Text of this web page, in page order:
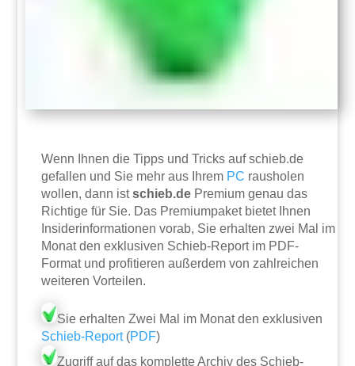
Wenn Ihnen die Tipps und Tricks auf schieb.de
gefallen und Sie mehr aus Ihrem PC rausholen
wollen, dann istschieb.de Premium genau das
Richtige für Sie. Das Premiumpaket bietet Ihnen
Insiderinformationen vorab, Sie erhalten zwei Mal im
Monat den exklusiven Schieb-Report im PDF-
Format und profitieren außerdem von zahlreichen
weiteren Vorteilen.
Sie erhalten Zwei Mal im Monat den exklusiven
Schieb-Report(PDF)
Zugriff auf das komplette Archiv des Schieb-